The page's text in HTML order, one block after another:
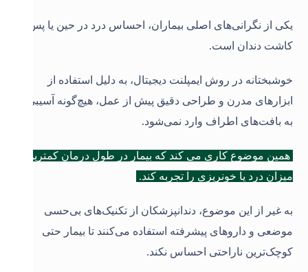
یکی از نگرانی‌های اصلی بیماران، احساس درد در حین یا پس از
کاشت دندان است.
خوشبختانه در روش ایمپلنت دیجیتال، به دلیل استفاده از
ابزارهای مدرن و طراحی دقیق پیش از عمل، هیچ‌گونه آسیبی
به بافت‌های اطراف وارد نمی‌شود.
همین موضوع کاری می کند که بیمار در طول درمان کمترین
میزان درد یا خونریزی را تجربه کند.
به غیر از این موضوع، دندانپزشکان از تکنیک‌های بی‌حسی
موضعی و داروهای پیشرفته استفاده می‌کنند تا بیمار حتی
کوچک‌ترین ناراحتی احساس نکند.